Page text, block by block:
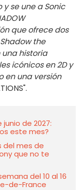
se une a Sonic
que ofrece dos
the
historia
icónicos en 2D y
en una versión
de 2027:
este mes?
del mes de
que no te
del 10 al 16
de-France